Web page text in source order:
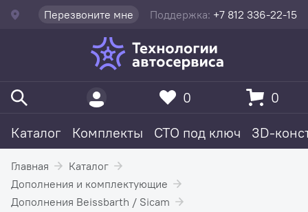
Перезвоните мне Поддержка: +7 812 336-22-15
Каталог Комплекты СТО под ключ 3D-
0 0
Главная
Каталог
Дополнения и комплектующие
Дополнения Beissbarth / Sicam